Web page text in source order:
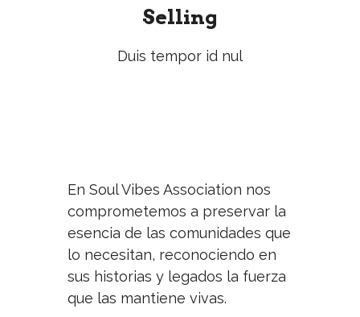
Selling
Duis tempor id nul
En Soul Vibes Association nos
comprometemos a preservar la
esencia de las comunidades que
lo necesitan, reconociendo en
sus historias y legados la fuerza
que las mantiene vivas.